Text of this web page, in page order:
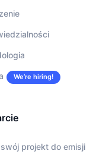
We’re hiring!
swój projekt do emisji